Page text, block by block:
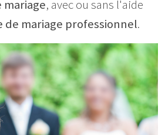
, avec ou sans l'aide
de mariage professionnel.